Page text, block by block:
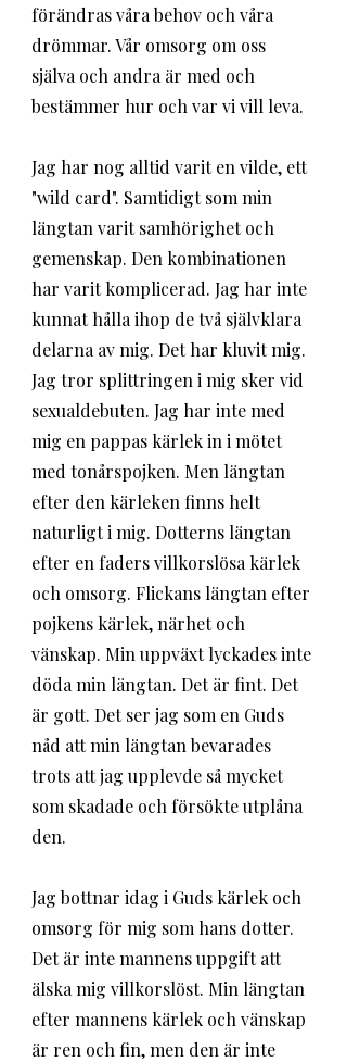
förändras våra behov och våra
drömmar. Vår omsorg om oss
själva och andra är med och
bestämmer hur och var vi vill leva.
Jag har nog alltid varit en vilde, ett
"wild card". Samtidigt som min
längtan varit samhörighet och
gemenskap. Den kombinationen
har varit komplicerad. Jag har inte
kunnat hålla ihop de två självklara
delarna av mig. Det har kluvit mig.
Jag tror splittringen i mig sker vid
sexualdebuten. Jag har inte med
mig en pappas kärlek in i mötet
med tonårspojken. Men längtan
efter den kärleken finns helt
naturligt i mig. Dotterns längtan
efter en faders villkorslösa kärlek
och omsorg. Flickans längtan efter
pojkens kärlek, närhet och
vänskap. Min uppväxt lyckades inte
döda min längtan. Det är fint. Det
är gott. Det ser jag som en Guds
nåd att min längtan bevarades
trots att jag upplevde så mycket
som skadade och försökte utplåna
den.
Jag bottnar idag i Guds kärlek och
omsorg för mig som hans dotter.
Det är inte mannens uppgift att
älska mig villkorslöst. Min längtan
efter mannens kärlek och vänskap
är ren och fin, men den är inte